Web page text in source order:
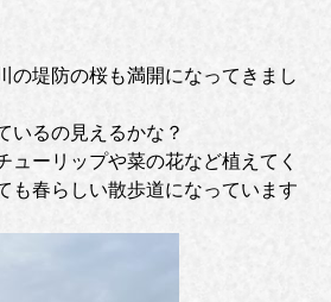
の堤防の桜も満開になってきまし
いるの見えるかな？
ューリップや菜の花など植えてく
も春らしい散歩道になっています